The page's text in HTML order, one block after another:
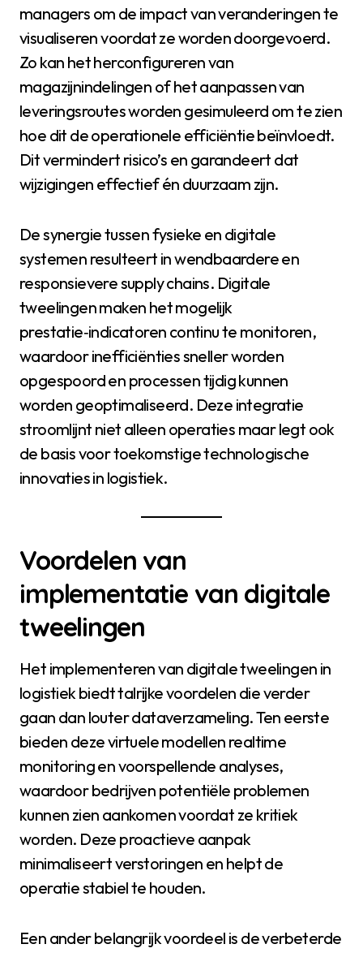
managers om de impact van veranderingen te
visualiseren voordat ze worden doorgevoerd.
Zo kan het herconfigureren van
magazijnindelingen of het aanpassen van
leveringsroutes worden gesimuleerd om te zien
hoe dit de operationele efficiëntie beïnvloedt.
Dit vermindert risico’s en garandeert dat
wijzigingen effectief én duurzaam zijn.
De synergie tussen fysieke en digitale
systemen resulteert in wendbaardere en
responsievere supply chains. Digitale
tweelingen maken het mogelijk
prestatie‑indicatoren continu te monitoren,
waardoor inefficiënties sneller worden
opgespoord en processen tijdig kunnen
worden geoptimaliseerd. Deze integratie
stroomlijnt niet alleen operaties maar legt ook
de basis voor toekomstige technologische
innovaties in logistiek.
Voordelen van
implementatie van digitale
tweelingen
Het implementeren van digitale tweelingen in
logistiek biedt talrijke voordelen die verder
gaan dan louter dataverzameling. Ten eerste
bieden deze virtuele modellen realtime
monitoring en voorspellende analyses,
waardoor bedrijven potentiële problemen
kunnen zien aankomen voordat ze kritiek
worden. Deze proactieve aanpak
minimaliseert verstoringen en helpt de
operatie stabiel te houden.
Een ander belangrijk voordeel is de verbeterde